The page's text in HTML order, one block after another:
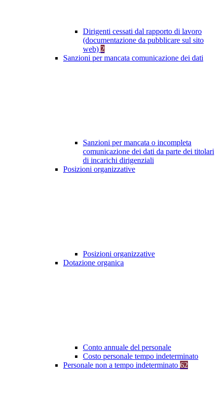
Dirigenti cessati dal rapporto di lavoro
(documentazione da pubblicare sul sito
web) 2
Sanzioni per mancata comunicazione dei dati
Sanzioni per mancata o incompleta
comunicazione dei dati da parte dei titolari
di incarichi dirigenziali
Posizioni organizzative
Posizioni organizzative
Dotazione organica
Conto annuale del personale
Costo personale tempo indeterminato
Personale non a tempo indeterminato 62